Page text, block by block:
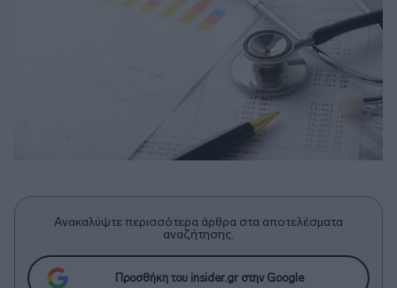
Ανακαλύψτε περισσότερα άρθρα στα αποτελέσματα
αναζήτησης.
Προσθήκη του insider.gr στην Google